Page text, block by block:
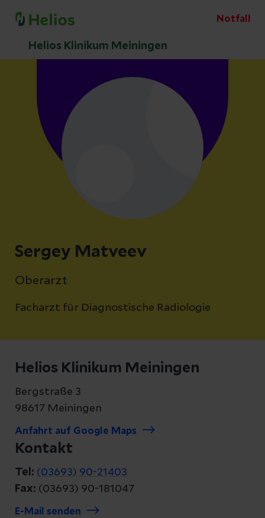
Notfall
Helios Klinikum Meiningen
Sergey Matveev
Oberarzt
Facharzt für Diagnostische Radiologie
Helios Klinikum Meiningen
Bergstraße 3
98617 Meiningen
Anfahrt auf Google Maps
Kontakt
Tel: (03693) 90-21403
Fax: (03693) 90-181047
E-Mail senden